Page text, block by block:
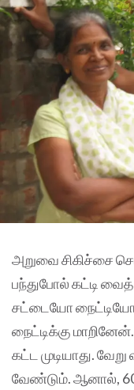
அறுவை சிகிச்சை
பந்துபோல் கட்டி
சட்டையோ நைட்டியோ
நைட்டிக்கு
கட்ட முடியாது.
வேண்டும். ஆனால், 60